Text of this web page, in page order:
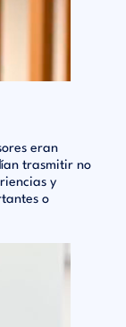
eran
trasmitir no
y
o